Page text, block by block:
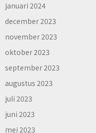
januari 2024
december 2023
november 2023
oktober 2023
september 2023
augustus 2023
juli 2023
juni 2023
mei 2023